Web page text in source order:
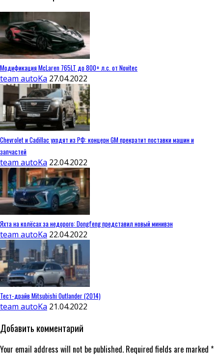
Модификация McLaren 765LT до 800+ л.с. от Novitec
team autoKa 27.04.2022
Chevrolet и Cadillac уходят из РФ: концерн GM прекратит поставки машин и
запчастей
team autoKa 22.04.2022
Яхта на колёсах за недорого: Dongfeng представил новый минивэн
team autoKa 22.04.2022
Тест-драйв Mitsubishi Outlander (2014)
team autoKa 21.04.2022
Добавить комментарий
Your email address will not be published. Required fields are marked *